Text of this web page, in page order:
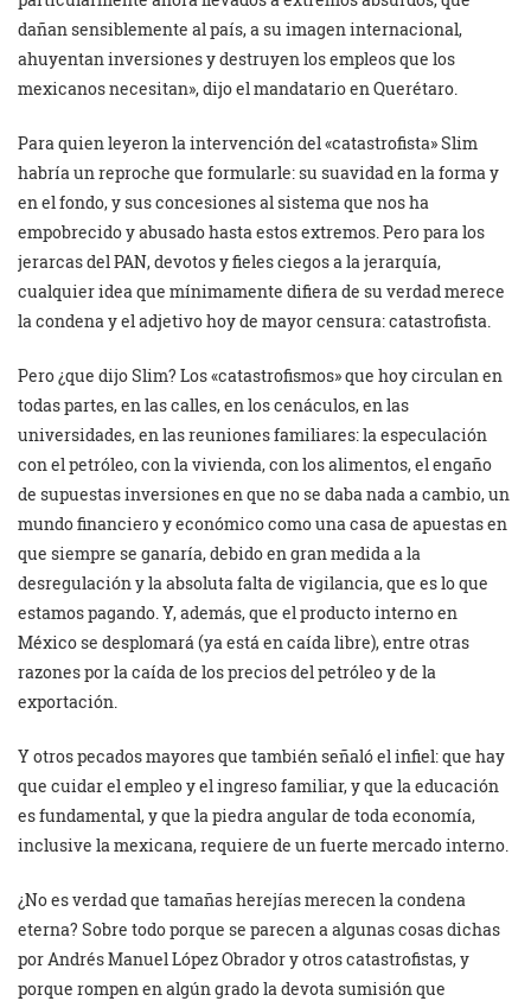
dañan sensiblemente al país, a su imagen internacional,
ahuyentan inversiones y destruyen los empleos que los
mexicanos necesitan», dijo el mandatario en Querétaro.
Para quien leyeron la intervención del «catastrofista» Slim
habría un reproche que formularle: su suavidad en la forma y
en el fondo, y sus concesiones al sistema que nos ha
empobrecido y abusado hasta estos extremos. Pero para los
jerarcas del PAN, devotos y fieles ciegos a la jerarquía,
cualquier idea que mínimamente difiera de su verdad merece
la condena y el adjetivo hoy de mayor censura: catastrofista.
Pero ¿que dijo Slim? Los «catastrofismos» que hoy circulan en
todas partes, en las calles, en los cenáculos, en las
universidades, en las reuniones familiares: la especulación
con el petróleo, con la vivienda, con los alimentos, el engaño
de supuestas inversiones en que no se daba nada a cambio, un
mundo financiero y económico como una casa de apuestas en
que siempre se ganaría, debido en gran medida a la
desregulación y la absoluta falta de vigilancia, que es lo que
estamos pagando. Y, además, que el producto interno en
México se desplomará (ya está en caída libre), entre otras
razones por la caída de los precios del petróleo y de la
exportación.
Y otros pecados mayores que también señaló el infiel: que hay
que cuidar el empleo y el ingreso familiar, y que la educación
es fundamental, y que la piedra angular de toda economía,
inclusive la mexicana, requiere de un fuerte mercado interno.
¿No es verdad que tamañas herejías merecen la condena
eterna? Sobre todo porque se parecen a algunas cosas dichas
por Andrés Manuel López Obrador y otros catastrofistas, y
porque rompen en algún grado la devota sumisión que